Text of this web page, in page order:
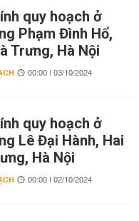
quy hoạch ở
Phạm Đình Hổ,
Trưng, Hà Nội
00:00 | 03/10/2024
quy hoạch ở
Lê Đại Hành, Hai
Hà Nội
00:00 | 02/10/2024